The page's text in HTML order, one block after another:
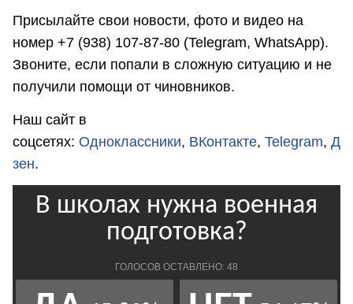
Присылайте свои новости, фото и видео на
номер +7 (938) 107-87-80 (Telegram, WhatsApp).
Звоните, если попали в сложную ситуацию и не
получили помощи от чиновников.
Наш сайт в
соцсетях: Одноклассники, ВКонтакте, Telegram, Д
зен.